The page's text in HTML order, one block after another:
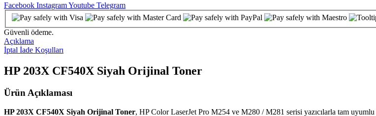
Facebook InstagramYoutube Telegram
Güvenli ödeme.
Açıklama
İptal İade Koşulları
HP 203X CF540X Siyah Orijinal Toner
Ürün Açıklaması
HP 203X CF540X Siyah Orijinal Toner, HP Color LaserJet Pro M254 ve M280 / M281 serisi yazıcılarla tam